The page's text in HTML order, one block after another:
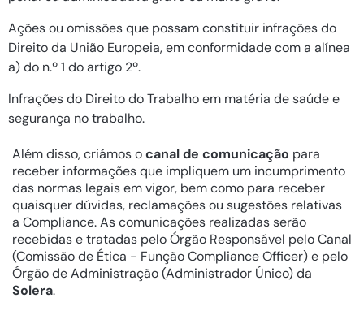
Ações ou omissões que possam constituir infrações do
Direito da União Europeia, em conformidade com a alínea
a) do n.º 1 do artigo 2º.
Infrações do Direito do Trabalho em matéria de saúde e
segurança no trabalho.
Além disso, criámos ocanal de comunicação para
receber informações que impliquem um incumprimento
das normas legais em vigor, bem como para receber
quaisquer dúvidas, reclamações ou sugestões relativas
a Compliance. As comunicações realizadas serão
recebidas e tratadas pelo Órgão Responsável pelo Canal
(Comissão de Ética - Função Compliance Officer) e pelo
Órgão de Administração (Administrador Único) da
Solera.